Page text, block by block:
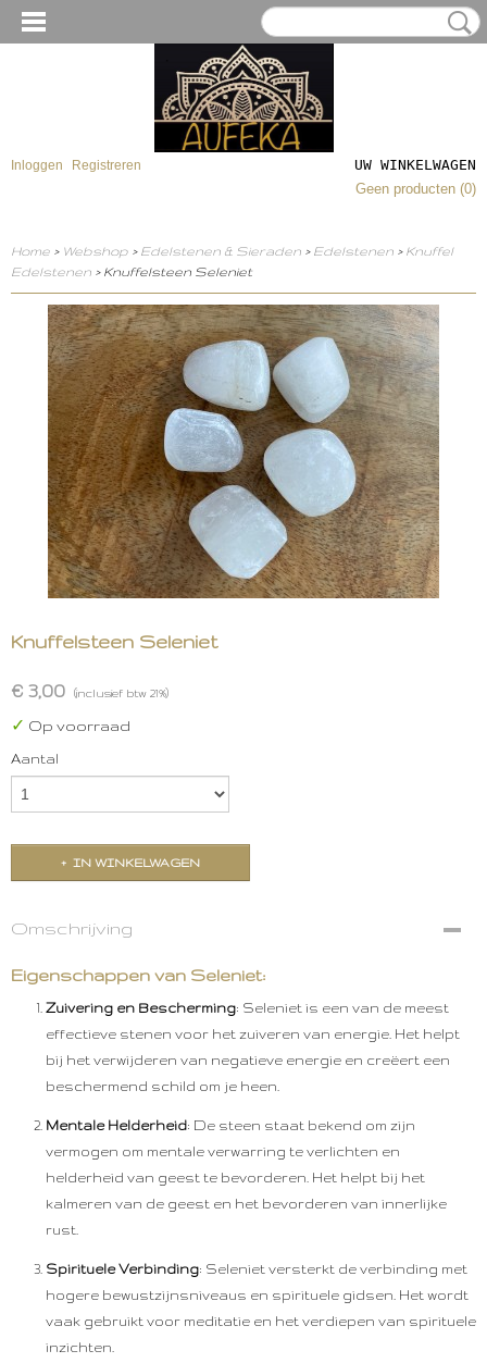
Inloggen Registreren
UW WINKELWAGEN
Geen producten (0)
Home > Webshop > Edelstenen & Sieraden > Edelstenen > Knuffel
Edelstenen > Knuffelsteen Seleniet
Knuffelsteen Seleniet
€ 3,00 (inclusief btw 21%)
✓ Op voorraad
Aantal
IN WINKELWAGEN
Omschrijving
Eigenschappen van Seleniet:
Zuivering en Bescherming: Seleniet is een van de meest
effectieve stenen voor het zuiveren van energie. Het helpt
bij het verwijderen van negatieve energie en creëert een
beschermend schild om je heen.
Mentale Helderheid: De steen staat bekend om zijn
vermogen om mentale verwarring te verlichten en
helderheid van geest te bevorderen. Het helpt bij het
kalmeren van de geest en het bevorderen van innerlijke
rust.
Spirituele Verbinding: Seleniet versterkt de verbinding met
hogere bewustzijnsniveaus en spirituele gidsen. Het wordt
vaak gebruikt voor meditatie en het verdiepen van spirituele
inzichten.